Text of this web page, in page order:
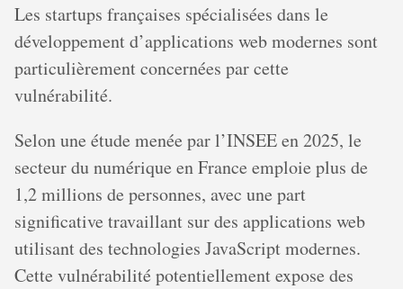
Les startups françaises spécialisées dans le
développement d’applications web modernes sont
particulièrement concernées par cette
vulnérabilité.
Selon une étude menée par l’INSEE en 2025, le
secteur du numérique en France emploie plus de
1,2 millions de personnes, avec une part
significative travaillant sur des applications web
utilisant des technologies JavaScript modernes.
Cette vulnérabilité potentiellement expose des